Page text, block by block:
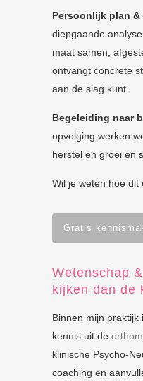
Persoonlijk plan &
diepgaande
maat samen,
ontvangt concrete
aan de slag kunt.
Begeleiding naar
opvolging werken
herstel en groei en
Wil je weten hoe dit
Gratis
Wetenschap
kijken dan de
Binnen mijn praktijk
kennis uit de
klinische Psycho-
coaching en